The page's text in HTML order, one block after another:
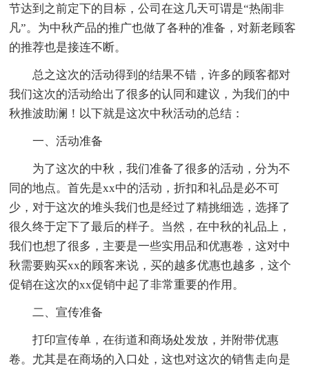
节达到之前定下的目标，公司在这几天可谓是“热闹非
凡”。为中秋产品的推广也做了各种的准备，对新老顾客
的推荐也是接连不断。
总之这次的活动得到的结果不错，许多的顾客都对
我们这次的活动给出了很多的认同和建议，为我们的中
秋推波助澜！以下就是这次中秋活动的总结：
一、活动准备
为了这次的中秋，我们准备了很多的活动，分为不
同的地点。首先是xx中的活动，折扣和礼品是必不可
少，对于这次的堆头我们也是经过了精挑细选，选择了
很久终于定下了最后的样子。当然，在中秋的礼品上，
我们也想了很多，主要是一些实用品和优惠卷，这对中
秋需要购买xx的顾客来说，买的越多优惠也越多，这个
促销在这次的xx促销中起了非常重要的作用。
二、宣传准备
打印宣传单，在街道和商场处发放，并附带优惠
卷。尤其是在商场的入口处，这也对这次的销售走向是